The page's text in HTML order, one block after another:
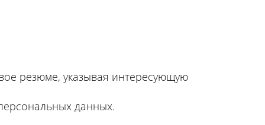
резюме, указывая интересующую
данных.